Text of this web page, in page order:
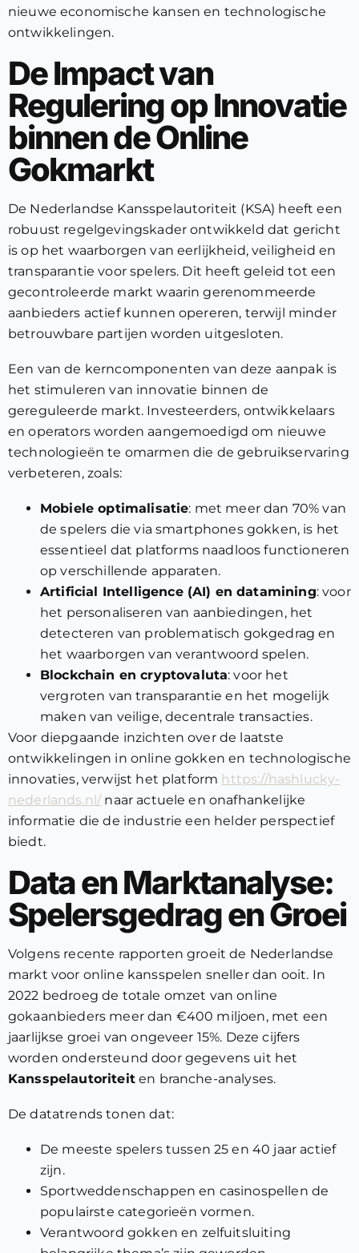
nieuwe economische kansen en technologische
ontwikkelingen.
De Impact van
Regulering op Innovatie
binnen de Online
Gokmarkt
De Nederlandse Kansspelautoriteit (KSA) heeft een
robuust regelgevingskader ontwikkeld dat gericht
is op het waarborgen van eerlijkheid, veiligheid en
transparantie voor spelers. Dit heeft geleid tot een
gecontroleerde markt waarin gerenommeerde
aanbieders actief kunnen opereren, terwijl minder
betrouwbare partijen worden uitgesloten.
Een van de kerncomponenten van deze aanpak is
het stimuleren van innovatie binnen de
gereguleerde markt. Investeerders, ontwikkelaars
en operators worden aangemoedigd om nieuwe
technologieën te omarmen die de gebruikservaring
verbeteren, zoals:
Mobiele optimalisatie: met meer dan 70% van
de spelers die via smartphones gokken, is het
essentieel dat platforms naadloos functioneren
op verschillende apparaten.
Artificial Intelligence (AI) en datamining: voor
het personaliseren van aanbiedingen, het
detecteren van problematisch gokgedrag en
het waarborgen van verantwoord spelen.
Blockchain en cryptovaluta: voor het
vergroten van transparantie en het mogelijk
maken van veilige, decentrale transacties.
Voor diepgaande inzichten over de laatste
ontwikkelingen in online gokken en technologische
innovaties, verwijst het platform https://hashlucky-
nederlands.nl/naar actuele en onafhankelijke
informatie die de industrie een helder perspectief
biedt.
Data en Marktanalyse:
Spelersgedrag en Groei
Volgens recente rapporten groeit de Nederlandse
markt voor online kansspelen sneller dan ooit. In
2022 bedroeg de totale omzet van online
gokaanbieders meer dan €400 miljoen, met een
jaarlijkse groei van ongeveer 15%. Deze cijfers
worden ondersteund door gegevens uit het
Kansspelautoriteiten branche-analyses.
De datatrends tonen dat:
De meeste spelers tussen 25 en 40 jaar actief
zijn.
Sportweddenschappen en casinospellen de
populairste categorieën vormen.
Verantwoord gokken en zelfuitsluiting